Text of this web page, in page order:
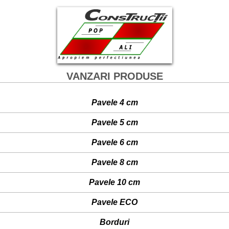
VANZARI PRODUSE
Pavele 4 cm
- Pietonale
- Placa pentru placare
Pavele 5 cm
- Carosabila pietonala
- Pietonala
Pavele 6 cm
- Carosabila pietonala
- Dala
Pavele 8 cm
- Carosabila pietonala
Pavele 10 cm
- Pietonala
- Carosabila pietonala
Pavele ECO
- Carosabila pietonala
Borduri